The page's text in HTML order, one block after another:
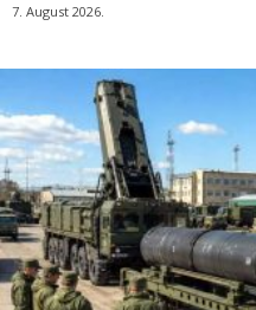
7. August 2026.